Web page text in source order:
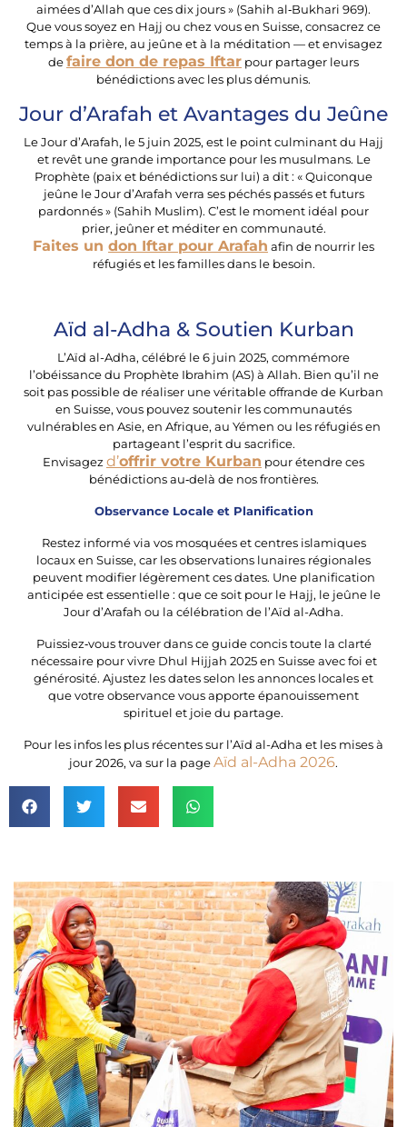
aimées d’Allah que ces dix jours » (Sahih al‑Bukhari 969).
Que vous soyez en Hajj ou chez vous en Suisse, consacrez ce
temps à la prière, au jeûne et à la méditation — et envisagez
defaire don de repas Iftar pour partager leurs
bénédictions avec les plus démunis.
Jour d’Arafah et Avantages du Jeûne
Le Jour d’Arafah, le 5 juin 2025, est le point culminant du Hajj
et revêt une grande importance pour les musulmans. Le
Prophète (paix et bénédictions sur lui) a dit : « Quiconque
jeûne le Jour d’Arafah verra ses péchés passés et futurs
pardonnés » (Sahih Muslim). C’est le moment idéal pour
prier, jeûner et méditer en communauté.
Faites un don Iftar pour Arafah afin de nourrir les
réfugiés et les familles dans le besoin.
Aïd al-Adha & Soutien Kurban
L’Aïd al-Adha, célébré le 6 juin 2025, commémore
l’obéissance du Prophète Ibrahim (AS) à Allah. Bien qu’il ne
soit pas possible de réaliser une véritable offrande de Kurban
en Suisse, vous pouvez soutenir les communautés
vulnérables en Asie, en Afrique, au Yémen ou les réfugiés en
partageant l’esprit du sacrifice.
Envisagez d’offrir votre Kurban pour étendre ces
bénédictions au‑delà de nos frontières.
Observance Locale et Planification
Restez informé via vos mosquées et centres islamiques
locaux en Suisse, car les observations lunaires régionales
peuvent modifier légèrement ces dates. Une planification
anticipée est essentielle : que ce soit pour le Hajj, le jeûne le
Jour d’Arafah ou la célébration de l’Aïd al-Adha.
Puissiez‑vous trouver dans ce guide concis toute la clarté
nécessaire pour vivre Dhul Hijjah 2025 en Suisse avec foi et
générosité. Ajustez les dates selon les annonces locales et
que votre observance vous apporte épanouissement
spirituel et joie du partage.
Pour les infos les plus récentessur l’Aïd al-Adha et les mises à
jour 2026, va sur la pageAïd al-Adha 2026.